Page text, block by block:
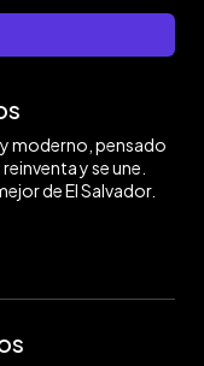
moderno, pensado
y se une.
de El Salvador.